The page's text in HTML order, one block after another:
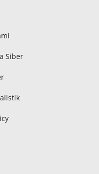
Siber